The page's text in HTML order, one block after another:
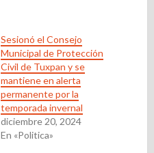
Sesionó el Consejo
Municipal de Protección
Civil de Tuxpan y se
mantiene en alerta
permanente por la
temporada invernal
diciembre 20, 2024
En «Politica»